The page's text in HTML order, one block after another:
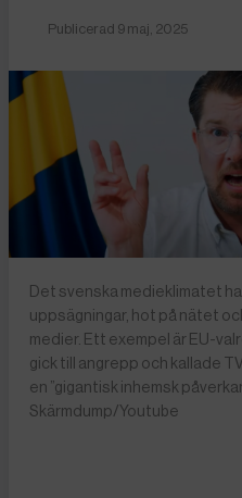
Publicerad 9 maj, 2025
Det svenska medieklimatet
uppsägningar, hot på nätet
medier. Ett exempel är EU-
gick till angrepp och kallade
en ”gigantisk inhemsk
Skärmdump/Youtube